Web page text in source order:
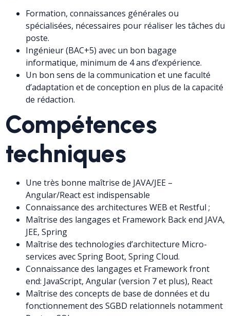
Formation, connaissances générales ou
spécialisées, nécessaires pour réaliser les tâches du
poste.
Ingénieur (BAC+5) avec un bon bagage
informatique, minimum de 4 ans d’expérience.
Un bon sens de la communication et une faculté
d’adaptation et de conception en plus de la capacité
de rédaction.
Compétences
techniques
Une très bonne maîtrise de JAVA/JEE –
Angular/React est indispensable
Connaissance des architectures WEB et Restful ;
Maîtrise des langages et Framework Back end JAVA,
JEE, Spring
Maîtrise des technologies d’architecture Micro-
services avec Spring Boot, Spring Cloud.
Connaissance des langages et Framework front
end: JavaScript, Angular (version 7 et plus), React
Maîtrise des concepts de base de données et du
fonctionnement des SGBD relationnels notamment